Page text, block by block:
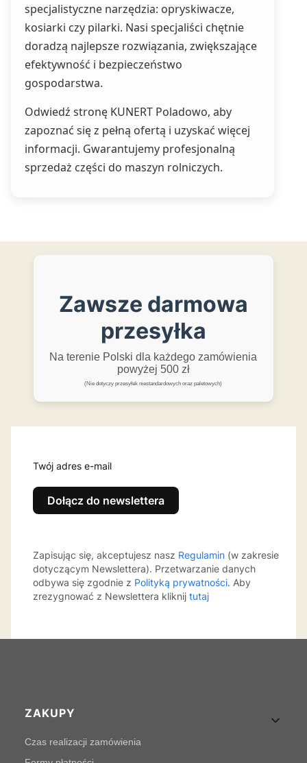
specjalistyczne narzędzia: opryskiwacze,
kosiarki czy pilarki. Nasi specjaliści chętnie
doradzą najlepsze rozwiązania, zwiększające
efektywność i bezpieczeństwo
gospodarstwa.
Odwiedź stronę KUNERT Poladowo, aby
zapoznać się z pełną ofertą i uzyskać więcej
informacji. Gwarantujemy profesjonalną
sprzedaż części do maszyn rolniczych.
Zawsze darmowa
przesyłka
Na terenie Polski dla każdego zamówienia
powyżej 500 zł
(Nie dotyczy przesyłek niestandardowych oraz paletowych)
Twój adres e-mail
Dołącz do newslettera
Zapisując się, akceptujesz nasz Regulamin (w zakresie
dotyczącym Newslettera). Przetwarzanie danych
odbywa się zgodnie z Polityką prywatności. Aby
zrezygnować z Newslettera kliknij tutaj
Linki w stopce
ZAKUPY
Czas realizacji zamówienia